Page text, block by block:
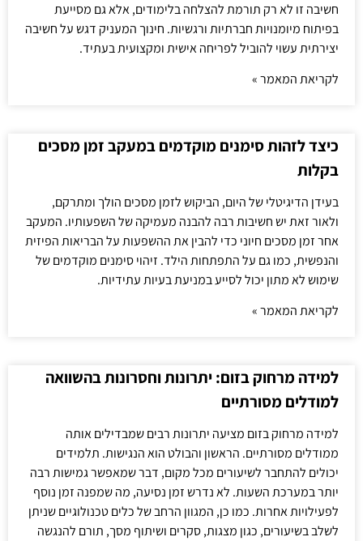
חשיבה זו לא רק תורמת להצלחה בלימודים, אלא גם מסייעת
בפיתוח מיומנויות חברתיות ורגשיות. חינוך המעניק דגש על חשיבה
יצירתית עשוי להוביל לפריחה אישית ומקצועית בעתיד.
לקריאת המאמר »
כיצד לזהות סימנים מוקדמים במעקב זמן מסכים
בקלות
בעידן הדיגיטלי של היום, הביקוש לזמן מסכים הולך ומתרקם,
ולאור זאת יש חשיבות רבה להבנה מעמיקה של השפעותיו. המעקב
אחר זמן מסכים חיוני כדי להבין את ההשפעות על הבריאות הפיזית
והנפשית, כמו גם על התפתחות הילד. זיהוי סימנים מוקדמים של
שימוש לא מתון יכול לסייע במניעת בעיות עתידיות.
לקריאת המאמר »
למידה מרחוק בזום: יתרונות וחסרונות בהשוואה
למודלים מסורתיים
למידה מרחוק בזום מציעה יתרונות רבים שמבדילים אותה
ממודלים מסורתיים. הראשון והבולט הוא הנגישות. תלמידים
יכולים להתחבר לשיעורים מכל מקום, דבר שמאפשר גמישות רבה
יותר במערכת השעות. לא נדרש זמן נסיעה, מה שמפנה זמן נוסף
לפעילויות אחרות. כמו כן, המגוון הרחב של כלים טכנולוגיים שניתן
לשלב בשיעורים, כגון מצגות, סקרים ושיתוף מסך, תורם להנגשה